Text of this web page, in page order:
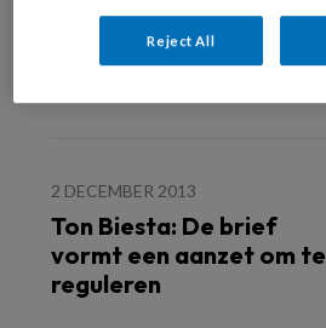
2 DECEMBER 2013
Ton Biesta: De brief
vormt een aanzet om te
reguleren
Reject All